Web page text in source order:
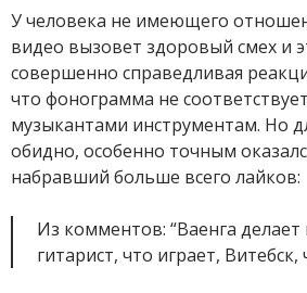
У человека не имеющего
видео вызовет здоровый смех и
совершенно справедливая
что фонограмма не
музыкантами инструментам. Но
обидно, особенно точным
набравший больше всего лайков:
Из комментов: “Ваенга делает
гитарист, что играет, Витебск,